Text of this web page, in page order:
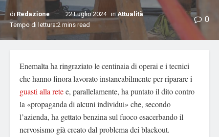
di Redazione 22 Luglio 2024 inAttualità
Tempo di lettura:2 mins read
0
Enemalta ha ringraziato le centinaia di operai e i tecnici
che hanno finora lavorato instancabilmente per riparare i
guasti alla retee, parallelamente, ha puntato il dito contro
la «propaganda di alcuni individui» che, secondo
l’azienda, ha gettato benzina sul fuoco esacerbando il
nervosismo già creato dal problema dei blackout.